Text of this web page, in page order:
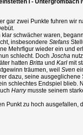
I -
gar zwei Punkte fuhren wir
schwächer waren,
insbesondere Stefans
Mehrfigur wieder ein und
schlecht. Doch Joscha
hatten Brittaund Karlmit
träumen, weil Sven
dazu, seine
schlechtes Endspiel blieb.
Harrymusste seinem
Punkt zu hoch ausgefallen,